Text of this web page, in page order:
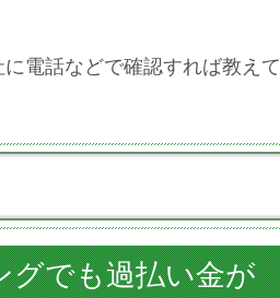
電話などで確認すれば教えて
グでも過払い金が